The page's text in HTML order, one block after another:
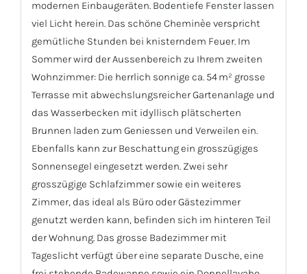
modernen Einbaugeräten. Bodentiefe Fenster lassen
viel Licht herein. Das schöne Cheminèe verspricht
gemütliche Stunden bei knisterndem Feuer. Im
Sommer wird der Aussenbereich zu Ihrem zweiten
Wohnzimmer: Die herrlich sonnige ca. 54 m² grosse
Terrasse mit abwechslungsreicher Gartenanlage und
das Wasserbecken mit idyllisch plätscherten
Brunnen laden zum Geniessen und Verweilen ein.
Ebenfalls kann zur Beschattung ein grosszügiges
Sonnensegel eingesetzt werden. Zwei sehr
grosszügige Schlafzimmer sowie ein weiteres
Zimmer, das ideal als Büro oder Gästezimmer
genutzt werden kann, befinden sich im hinteren Teil
der Wohnung. Das grosse Badezimmer mit
Tageslicht verfügt über eine separate Dusche, eine